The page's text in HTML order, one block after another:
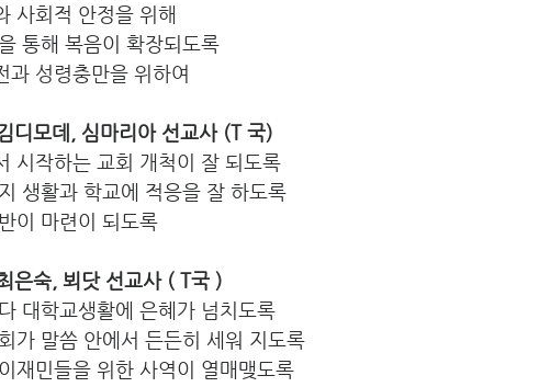
사회적 안정을 위해
통해 복음이 확장되도록
과 성령충만을 위하여
디모데, 심마리아 선교사 (T 국)
시작하는 교회 개척이 잘 되도록
생활과 학교에 적응을 잘 하도록
이 마련이 되도록
은숙, 뵈닷 선교사 ( T국 )
대학교생활에 은혜가 넘치도록
가 말씀 안에서 든든히 세워 지도록
재민들을 위한 사역이 열매맺도록